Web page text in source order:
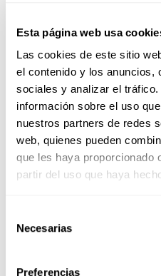
Esta página web usa
Las cookies de este sitio
el contenido y los anuncios,
sociales y analizar el
información sobre el uso
nuestros partners de redes
web, quienes pueden
que les haya proporcionado
partir del uso que haya
Necesarias
Preferencias
3. Análisis de
Debilidades
Realiza encuestas
de clientes, empleados